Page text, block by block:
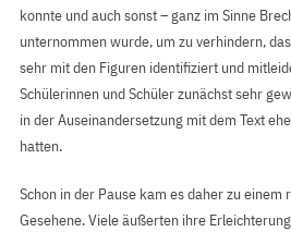
konnte und auch sonst – ganz im Sinne
unternommen wurde, um zu verhindern,
sehr mit den Figuren identifiziert und
Schülerinnen und Schüler zunächst sehr
in der Auseinandersetzung mit dem Text
hatten.
Schon in der Pause kam es daher zu einem
Gesehene. Viele äußerten ihre